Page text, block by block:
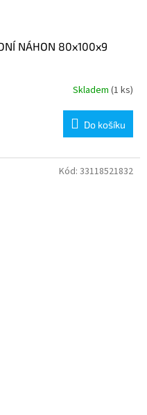
NÁHON 80x100x9
Skladem (1 ks)
Do košíku
Kód: 33118521832